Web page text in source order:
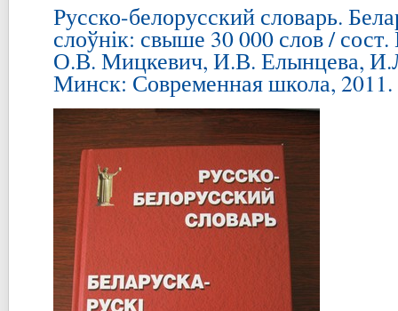
Русско-белорусский словарь.
слоўнік: свыше 30 000 слов /
О.В. Мицкевич, И.В. Елынцева,
Минск: Современная школа, 2011.